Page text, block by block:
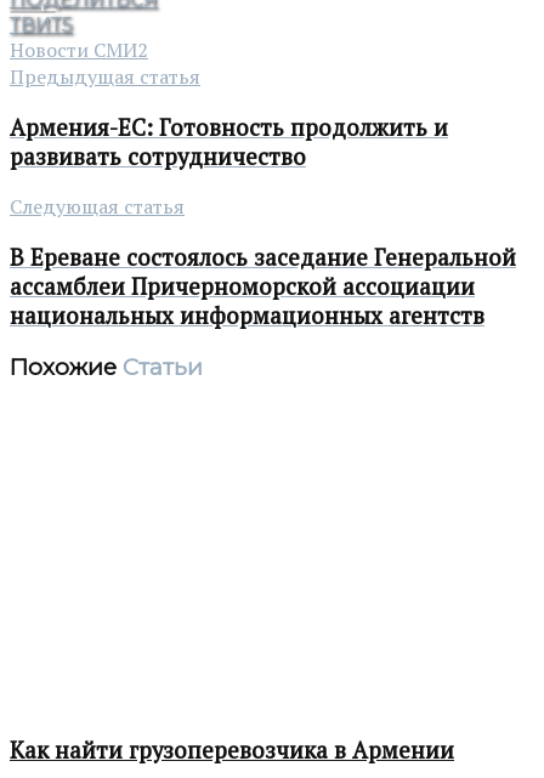
ТВИТ5
Новости СМИ2
Предыдущая статья
Армения-ЕС: Готовность продолжить и
развивать сотрудничество
Следующая статья
В Ереване состоялось заседание Генеральной
ассамблеи Причерноморской ассоциации
национальных информационных агентств
Похожие Статьи
Как найти грузоперевозчика в Армении